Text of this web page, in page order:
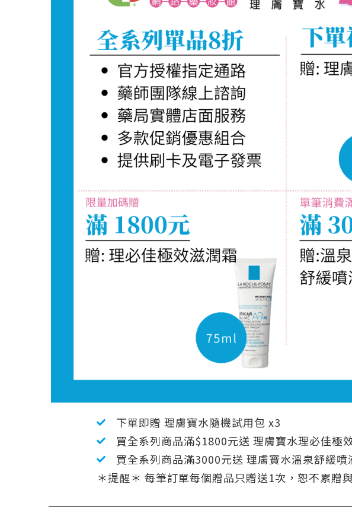
下單即贈 理膚寶水隨機試用包 x3
買全系列商品滿$1800元送 理膚寶水理必佳極
買全系列商品滿3000元送 理膚寶水溫泉舒緩
＊提醒＊ 每筆訂單每個贈品只贈送1次，恕不累贈